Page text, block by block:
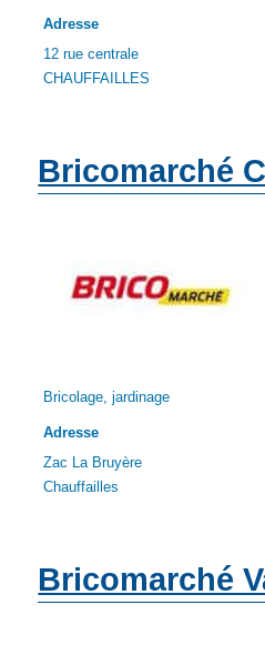
Adresse
12 rue centrale
CHAUFFAILLES
Bricomarché
Bricolage, jardinage
Adresse
Zac La Bruyère
Chauffailles
Bricomarché